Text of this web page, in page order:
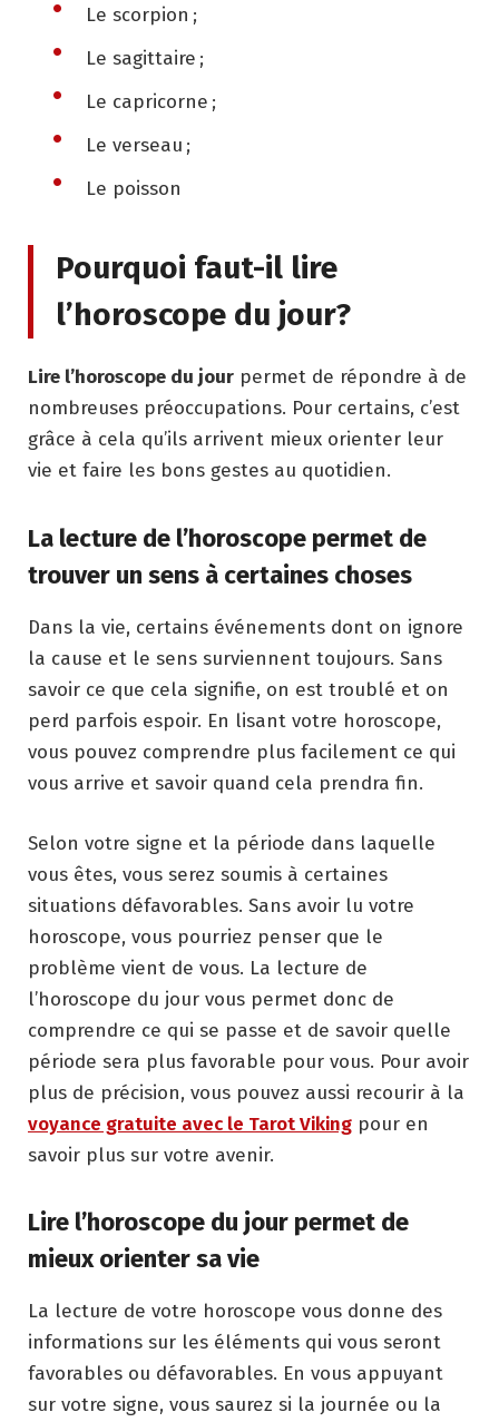
Le scorpion ;
Le sagittaire ;
Le capricorne ;
Le verseau ;
Le poisson
Pourquoi faut-il lire
l’horoscope du jour?
Lire l’horoscope du jour permet de répondre à de
nombreuses préoccupations. Pour certains, c’est
grâce à cela qu’ils arrivent mieux orienter leur
vie et faire les bons gestes au quotidien.
La lecture de l’horoscope permet de
trouver un sens à certaines choses
Dans la vie, certains événements dont on ignore
la cause et le sens surviennent toujours. Sans
savoir ce que cela signifie, on est troublé et on
perd parfois espoir. En lisant votre horoscope,
vous pouvez comprendre plus facilement ce qui
vous arrive et savoir quand cela prendra fin.
Selon votre signe et la période dans laquelle
vous êtes, vous serez soumis à certaines
situations défavorables. Sans avoir lu votre
horoscope, vous pourriez penser que le
problème vient de vous. La lecture de
l’horoscope du jour vous permet donc de
comprendre ce qui se passe et de savoir quelle
période sera plus favorable pour vous. Pour avoir
plus de précision, vous pouvez aussi recourir à la
voyance gratuite avec le Tarot Viking pour en
savoir plus sur votre avenir.
Lire l’horoscope du jour permet de
mieux orienter sa vie
La lecture de votre horoscope vous donne des
informations sur les éléments qui vous seront
favorables ou défavorables. En vous appuyant
sur votre signe, vous saurez si la journée ou la